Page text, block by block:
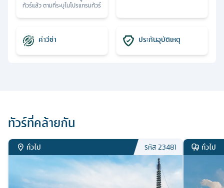
ทัวร์แล้ว ตามที่ระบุในโปรแกรมทัวร์
ค่าวีซ่า ประกันอุบัติเหตุ
ทัวร์ที่คล้ายกัน
ทั่วไป รหัส23481 ทั่วไป